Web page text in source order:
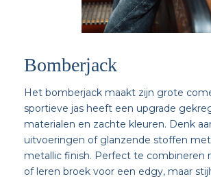
Bomberjack
Het bomberjack maakt zijn grote
sportieve jas heeft een upgrade
materialen en zachte kleuren. Denk
uitvoeringen of glanzende stoffen
metallic finish. Perfect te combineren
of leren broek voor een edgy, maar